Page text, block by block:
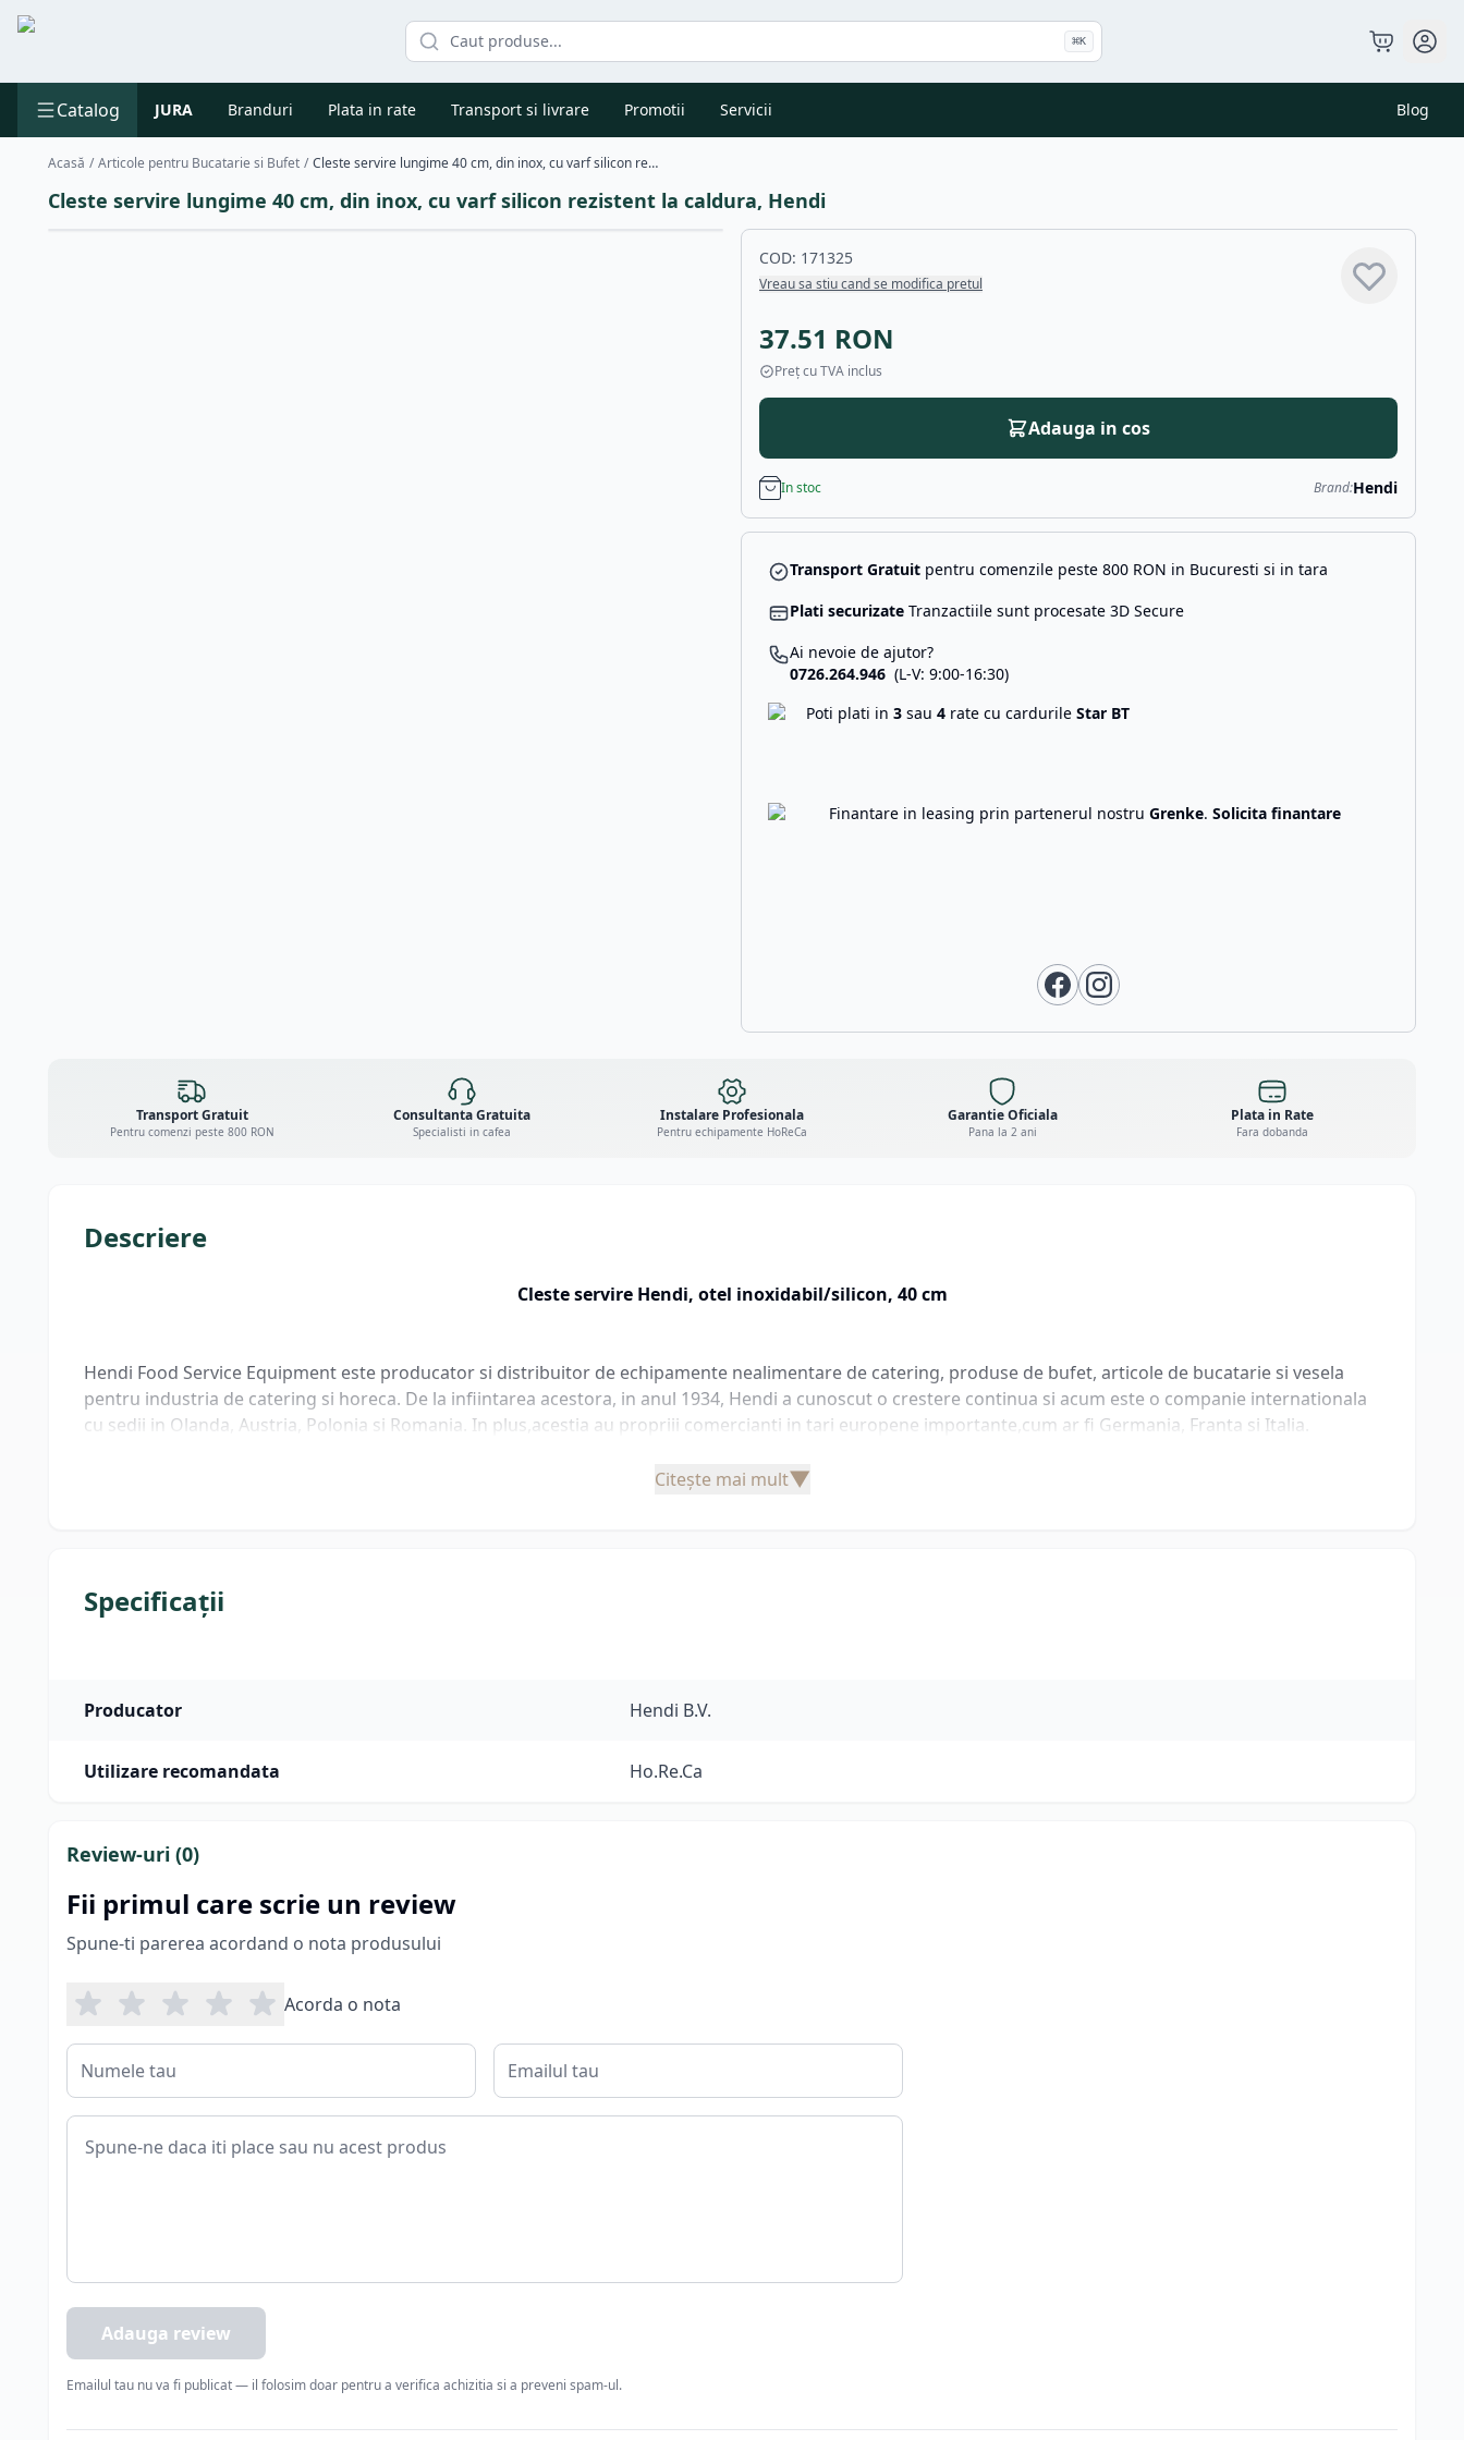
⌘K
Catalog JURA Branduri Plata in rate Transport si livrare Promotii Servicii Blog
Acasă / Articole pentru Bucatarie si Bufet / Cleste servire lungime 40 cm, din inox, cu varf silicon rezistent la caldura, Hendi
Cleste servire lungime 40 cm, din inox, cu varf silicon rezistent la caldura, Hendi
COD: 171325
Vreau sa stiu cand se modifica pretul
37.51 RON
Preț cu TVA inclus
Adauga in cos
In stoc Brand:Hendi
Transport Gratuit pentru comenzile peste 800 RON in Bucuresti si in tara
Plati securizate Tranzactiile sunt procesate 3D Secure
Ai nevoie de ajutor?
0726.264.946 (L-V: 9:00-16:30)
Poti plati in 3 sau 4 rate cu cardurile Star BT
Finantare in leasing prin partenerul nostru Grenke. Solicita finantare
Transport Gratuit
Pentru comenzi peste 800 RON
Consultanta Gratuita
Specialisti in cafea
Instalare Profesionala
Pentru echipamente HoReCa
Garantie Oficiala
Pana la 2 ani
Plata in Rate
Fara dobanda
Descriere
Cleste servire Hendi, otel inoxidabil/silicon, 40 cm
Hendi Food Service Equipment este producator si distribuitor de echipamente nealimentare de catering, produse de bufet, articole de bucatarie si vesela
pentru industria de catering si horeca. De la infiintarea acestora, in anul 1934, Hendi a cunoscut o crestere continua si acum este o companie internationala
cu sedii in Olanda, Austria, Polonia si Romania. In plus,acestia au propriii comercianti in tari europene importante,cum ar fi Germania, Franta si Italia.
Citește mai mult▼
Specificații
Producator Hendi B.V.
Utilizare recomandata Ho.Re.Ca
Review-uri (0)
Fii primul care scrie un review
Spune-ti parerea acordand o nota produsului
Acorda o nota
Adauga review
Emailul tau nu va fi publicat — il folosim doar pentru a verifica achizitia si a preveni spam-ul.